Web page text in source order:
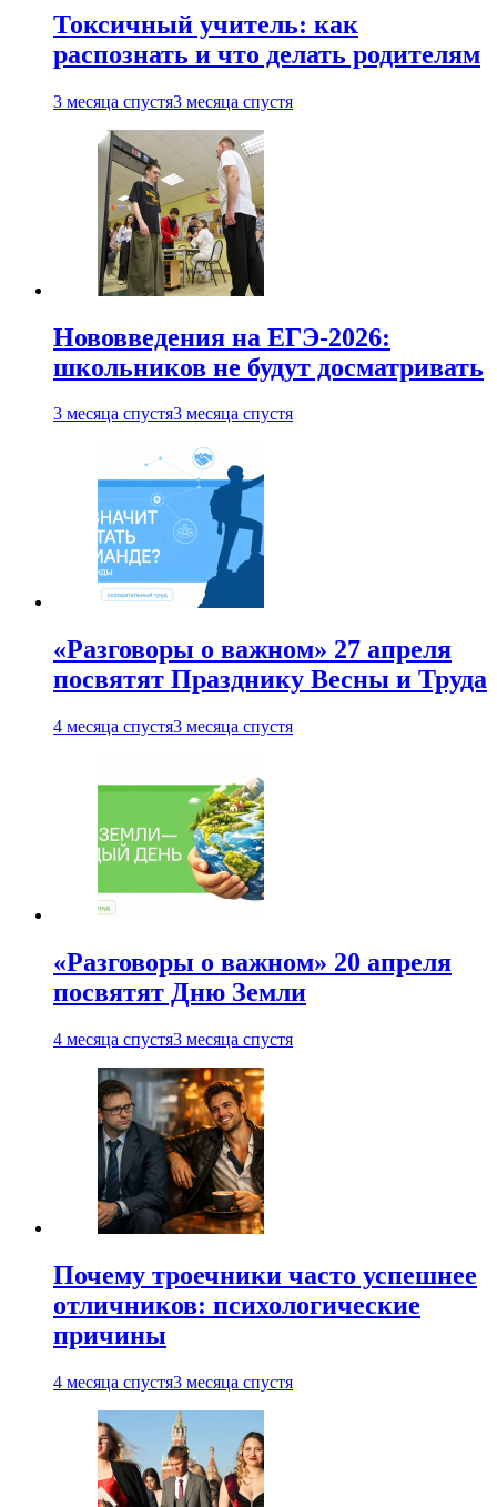
Токсичный учитель: как
распознать и что делать родителям
3 месяца спустя3 месяца спустя
Нововведения на ЕГЭ-2026:
школьников не будут досматривать
3 месяца спустя3 месяца спустя
«Разговоры о важном» 27 апреля
посвятят Празднику Весны и Труда
4 месяца спустя3 месяца спустя
«Разговоры о важном» 20 апреля
посвятят Дню Земли
4 месяца спустя3 месяца спустя
Почему троечники часто успешнее
отличников: психологические
причины
4 месяца спустя3 месяца спустя